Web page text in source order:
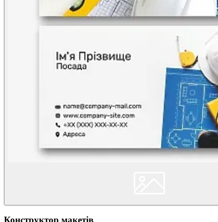
Конструктор макетів